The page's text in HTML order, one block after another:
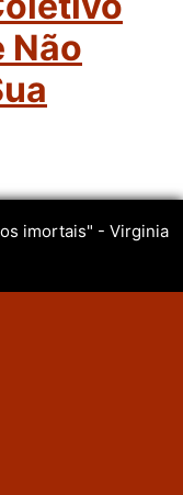
Não
imortais" - Virginia